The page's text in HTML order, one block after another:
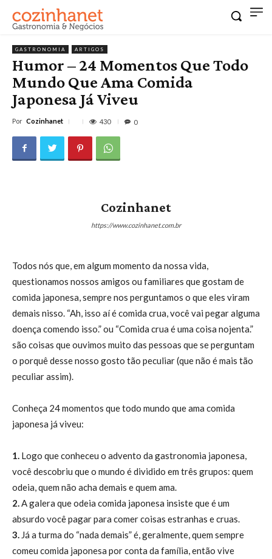
GASTRONOMIA ARTIGOS
Humor – 24 Momentos Que Todo
Mundo Que Ama Comida
Japonesa Já Viveu
Por Cozinhanet 430 0
Cozinhanet
https://www.cozinhanet.com.br
Todos nós que, em algum momento da nossa vida,
questionamos nossos amigos ou familiares que gostam de
comida japonesa, sempre nos perguntamos o que eles viram
demais nisso. “Ah, isso aí é comida crua, você vai pegar alguma
doença comendo isso.” ou “Comida crua é uma coisa nojenta.”
são coisas que ouvimos muito das pessoas que se perguntam
o porquê desse nosso gosto tão peculiar (que não é mais tão
peculiar assim).
Conheça 24 momentos que todo mundo que ama comida
japonesa já viveu:
1. Logo que conheceu o advento da gastronomia japonesa,
você descobriu que o mundo é dividido em três grupos: quem
odeia, quem não acha demais e quem ama.
2.A galera que odeia comida japonesa insiste que é um
absurdo você pagar para comer coisas estranhas e cruas.
3. Já a turma do “nada demais” é, geralmente, quem sempre
comeu comida japonesa por conta da família, então vive